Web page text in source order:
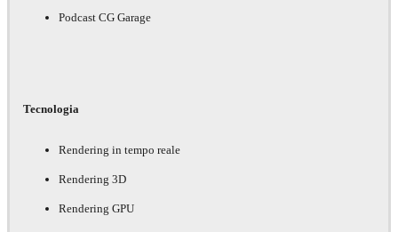
Podcast CG Garage
Tecnologia
Rendering in tempo reale
Rendering 3D
Rendering GPU